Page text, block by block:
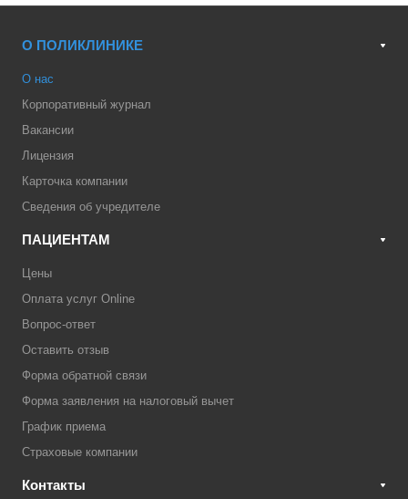
О ПОЛИКЛИНИКЕ
О нас
Корпоративный журнал
Вакансии
Лицензия
Карточка компании
Сведения об учредителе
ПАЦИЕНТАМ
Цены
Оплата услуг Online
Вопрос-ответ
Оставить отзыв
Форма обратной связи
Форма заявления на налоговый вычет
График приема
Страховые компании
Контакты